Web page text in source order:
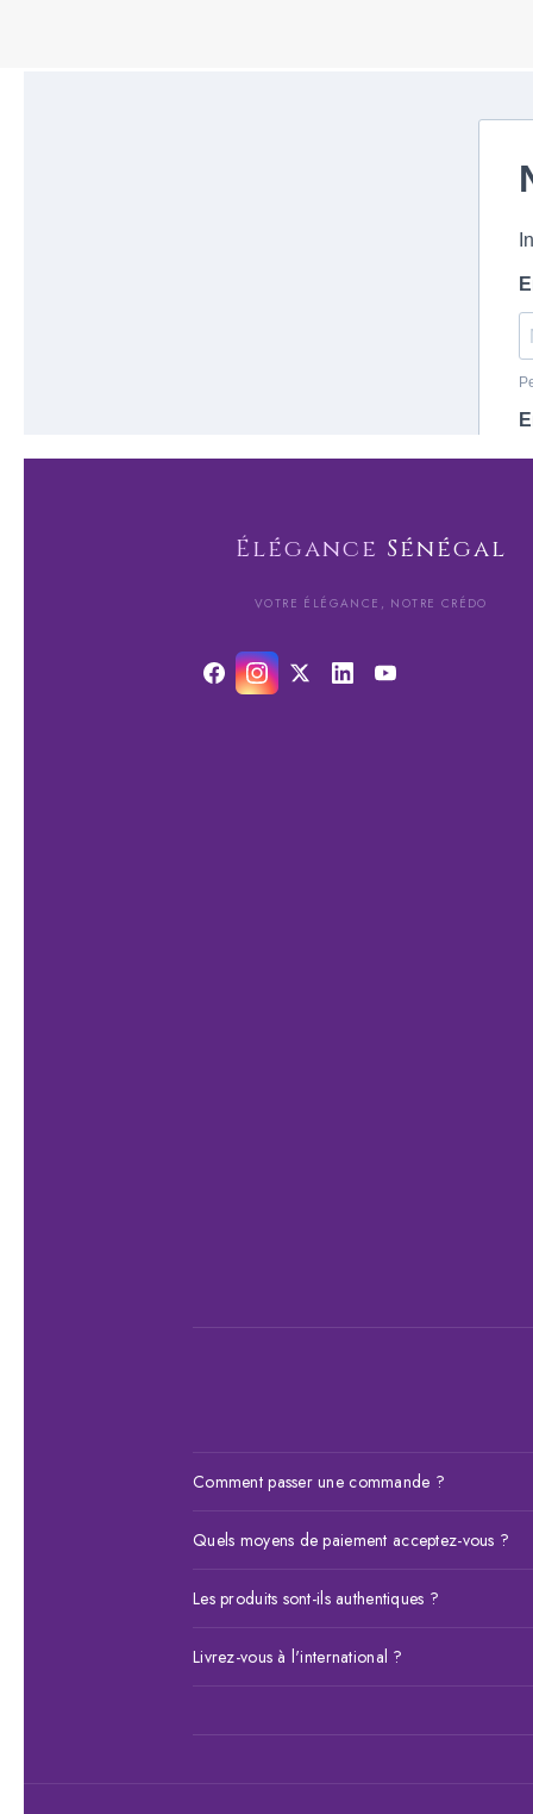
Élégance Sénégal
VOTRE ÉLÉGANCE, NOTRE CRÉDO
Comment passer une commande ?
pouvez payer à la livraison, par Wave ou
Quels moyens de paiement acceptez-vous ?
Money (77 466 09 18), Free
Les produits sont-ils authentiques ?
l'authenticité d'un article, n'hésitez pas à
Livrez-vous à l'international ?